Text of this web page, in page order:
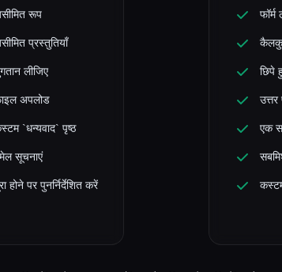
रूप
प्रस्तुतियाँ
लीजिए
अपलोड
`धन्यवाद` पृष्ठ
सूचनाएं
होने पर पुनर्निर्देशित करें
फॉर्म
छिपे
उत्तर
एक